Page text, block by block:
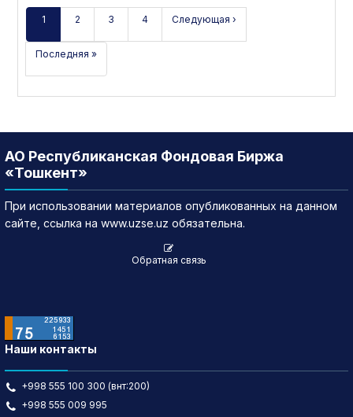
1 2 3 4 Следующая ›
Последняя »
АО Республиканская Фондовая Биржа
«Тошкент»
При использовании материалов опубликованных на данном
сайте, ссылка на www.uzse.uz обязательна.
Обратная связь
Наши контакты
+998 555 100 300 (внт:200)
+998 555 009 995